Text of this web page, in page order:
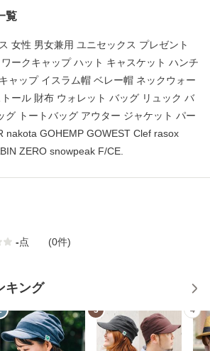
覧
女性 男女兼用 ユニセックス プレゼント
ークキャップ ハット キャスケット ハンチ
ャップ イスラム帽 ベレー帽 ネックウォー
ール 財布 ウォレット バッグ リュック バ
グ トートバッグ アウター ジャケット パー
nakota GOHEMP GOWEST Clef rasox
ZERO snowpeak F/CE.
-点 (0件)
キング
3 4